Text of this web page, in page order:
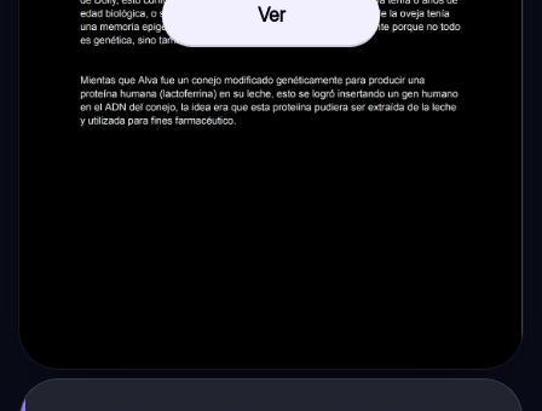
Ver